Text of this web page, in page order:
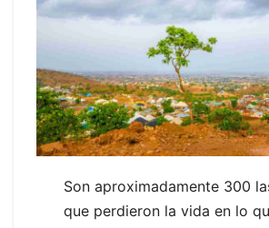
Son aproximadamente 300
que perdieron la vida en lo